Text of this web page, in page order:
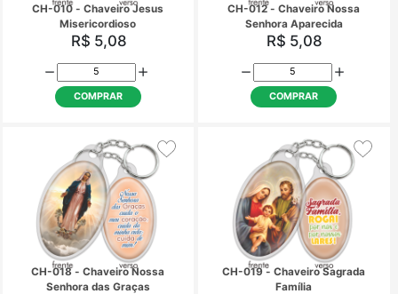
COMPRAR COMPRAR
CH-010 - Chaveiro Jesus
Misericordioso
R$ 5,08
CH-012 - Chaveiro
Senhora
R$ 5,08